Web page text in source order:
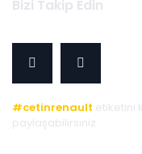
Bizi Takip Edin
#cetinrenault etiketini
paylaşabilirsiniz.